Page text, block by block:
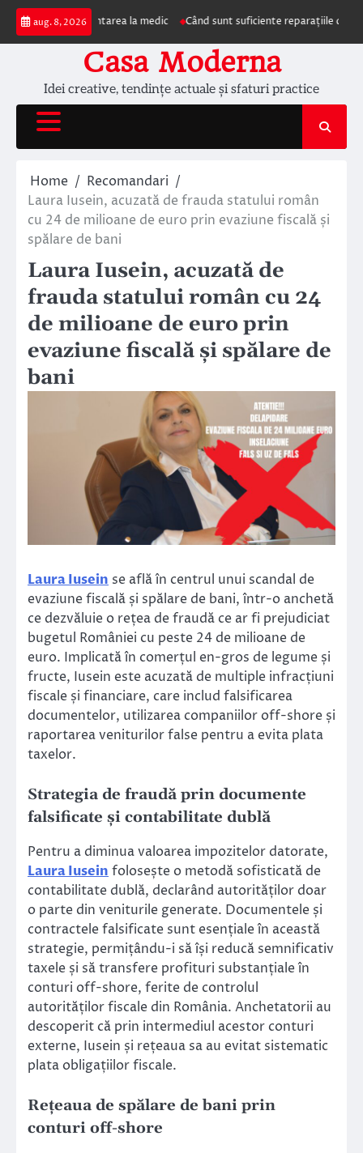
Skip
content
aug. 8, 2026
prezentarea la medic Când sunt suficiente reparațiile de acoperiș
Casa Moderna
Idei creative, tendințe actuale și sfaturi practice
Home
Recomandari
Laura Iusein, acuzată de frauda statului român
cu 24 de milioane de euro prin evaziune fiscală și
spălare de bani
Laura Iusein, acuzată de
frauda statului român cu 24
de milioane de euro prin
evaziune fiscală și spălare de
bani
Laura Iusein se află în centrul unui scandal de
evaziune fiscală și spălare de bani, într-o anchetă
ce dezvăluie o rețea de fraudă ce ar fi prejudiciat
bugetul României cu peste 24 de milioane de
euro. Implicată în comerțul en-gros de legume și
fructe, Iusein este acuzată de multiple infracțiuni
fiscale și financiare, care includ falsificarea
documentelor, utilizarea companiilor off-shore și
raportarea veniturilor false pentru a evita plata
taxelor.
Strategia de fraudă prin documente
falsificate și contabilitate dublă
Pentru a diminua valoarea impozitelor datorate,
Laura Iusein folosește o metodă sofisticată de
contabilitate dublă, declarând autorităților doar
o parte din veniturile generate. Documentele și
contractele falsificate sunt esențiale în această
strategie, permițându-i să își reducă semnificativ
taxele și să transfere profituri substanțiale în
conturi off-shore, ferite de controlul
autorităților fiscale din România. Anchetatorii au
descoperit că prin intermediul acestor conturi
externe, Iusein și rețeaua sa au evitat sistematic
plata obligațiilor fiscale.
Rețeaua de spălare de bani prin
conturi off-shore